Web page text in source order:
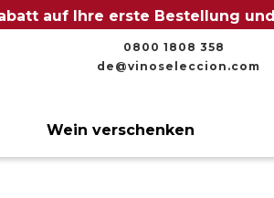
auf Ihre erste Bestellung
0800 1808 358
de@vinoseleccion.com
Wein verschenken